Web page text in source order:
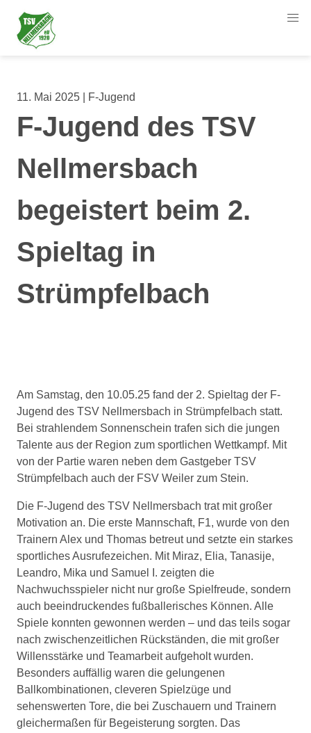
11. Mai 2025 | F-Jugend
F-Jugend des TSV
Nellmersbach
begeistert beim 2.
Spieltag in
Strümpfelbach
Am Samstag, den 10.05.25 fand der 2. Spieltag der F-
Jugend des TSV Nellmersbach in Strümpfelbach statt.
Bei strahlendem Sonnenschein trafen sich die jungen
Talente aus der Region zum sportlichen Wettkampf. Mit
von der Partie waren neben dem Gastgeber TSV
Strümpfelbach auch der FSV Weiler zum Stein.
Die F-Jugend des TSV Nellmersbach trat mit großer
Motivation an. Die erste Mannschaft, F1, wurde von den
Trainern Alex und Thomas betreut und setzte ein starkes
sportliches Ausrufezeichen. Mit Miraz, Elia, Tanasije,
Leandro, Mika und Samuel I. zeigten die
Nachwuchsspieler nicht nur große Spielfreude, sondern
auch beeindruckendes fußballerisches Können. Alle
Spiele konnten gewonnen werden – und das teils sogar
nach zwischenzeitlichen Rückständen, die mit großer
Willensstärke und Teamarbeit aufgeholt wurden.
Besonders auffällig waren die gelungenen
Ballkombinationen, cleveren Spielzüge und
sehenswerten Tore, die bei Zuschauern und Trainern
gleichermaßen für Begeisterung sorgten. Das